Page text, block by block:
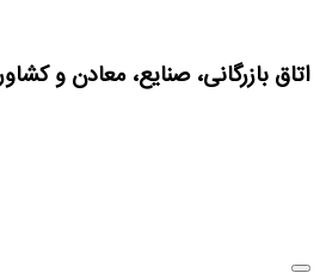
اتاق بازرگانی، صنایع، معادن و